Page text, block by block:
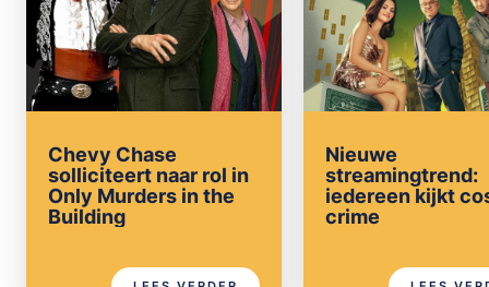
Chevy Chase
solliciteert naar rol in
Only Murders in the
Building
Nieuwe
streamingtrend:
iedereen kijkt
crime